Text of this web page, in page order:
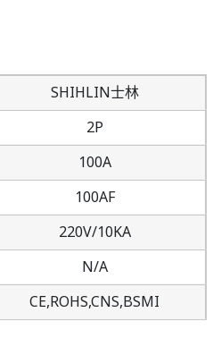
SHIHLIN士林
2P
100A
100AF
220V/10KA
N/A
CE,ROHS,CNS,BSMI